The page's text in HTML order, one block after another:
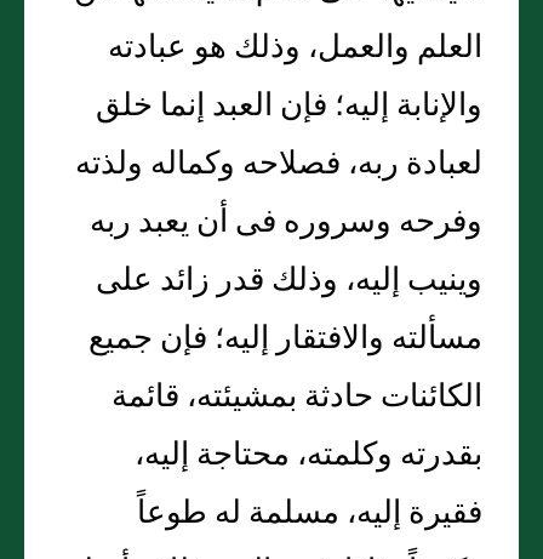
العلم والعمل، وذلك هو عبادته
والإنابة إليه؛ فإن العبد إنما خلق
لعبادة ربه، فصلاحه وكماله ولذته
وفرحه وسروره فى أن يعبد ربه
وينيب إليه، وذلك قدر زائد على
مسألته والافتقار إليه؛ فإن جميع
الكائنات حادثة بمشيئته، قائمة
بقدرته وكلمته، محتاجة إليه،
فقيرة إليه، مسلمة له طوعاً